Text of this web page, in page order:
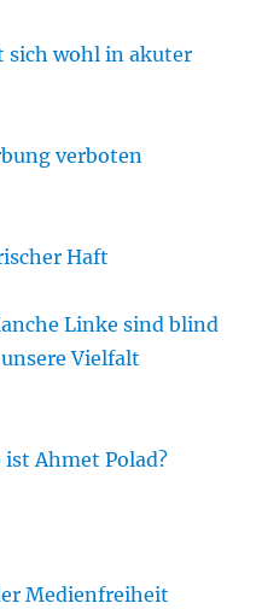
sich wohl in akuter
verboten
Haft
Linke sind blind
Vielfalt
Ahmet Polad?
Medienfreiheit